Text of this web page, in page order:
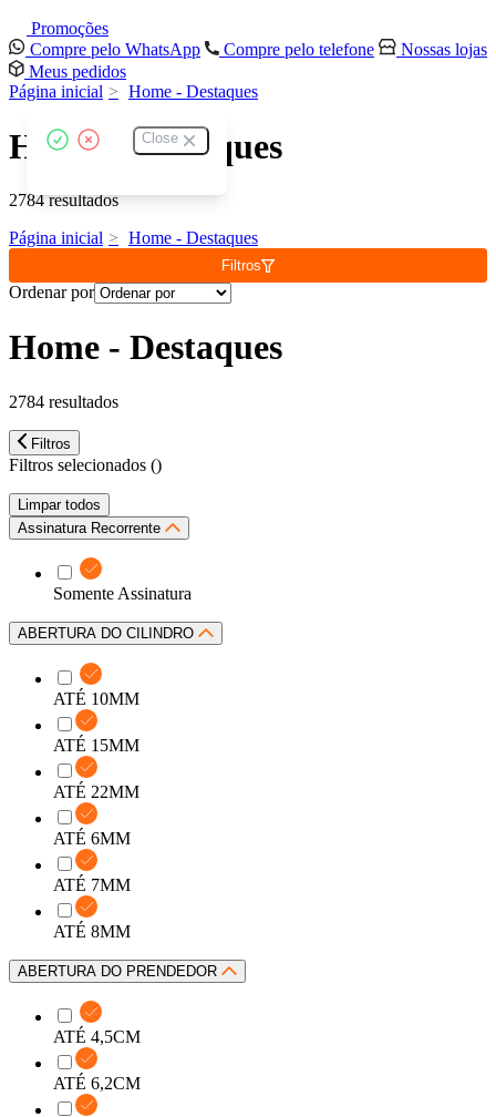
Promoções
Compre pelo WhatsApp
Compre pelo telefone
Nossas lojas
Meus pedidos
Close
Página inicial Home - Destaques
Home - Destaques
2784 resultados
Página inicial
Home - Destaques
Filtros
Ordenar por
Home - Destaques
2784 resultados
Filtros
Filtros selecionados ()
Limpar todos
Assinatura Recorrente
Somente Assinatura
ABERTURA DO CILINDRO
ATÉ 10MM
ATÉ 15MM
ATÉ 22MM
ATÉ 6MM
ATÉ 7MM
ATÉ 8MM
ABERTURA DO PRENDEDOR
ATÉ 4,5CM
ATÉ 6,2CM